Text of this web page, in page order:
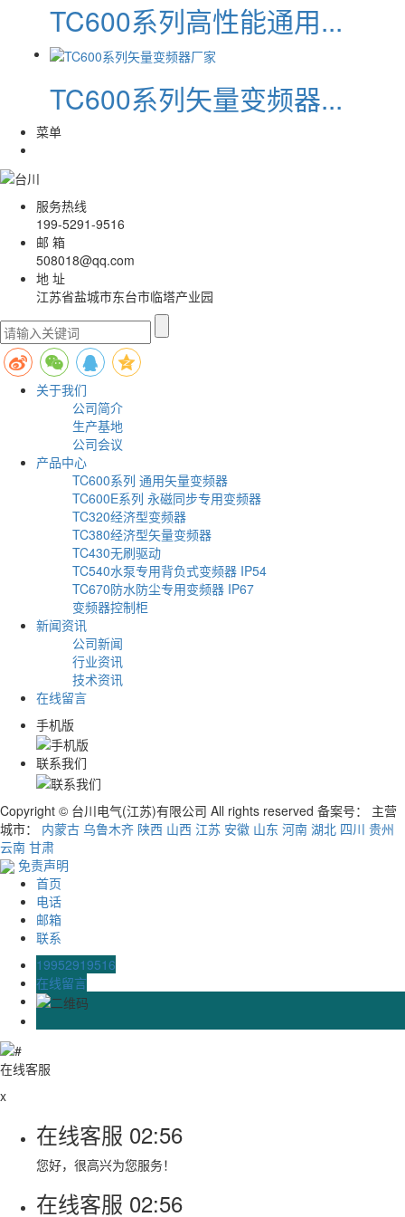
TC600系列高性能通用...
TC600系列矢量变频器...
菜单
服务热线
199-5291-9516
邮 箱
508018@qq.com
地 址
江苏省盐城市东台市临塔产业园
关于我们
公司简介
生产基地
公司会议
产品中心
TC600系列 通用矢量变频器
TC600E系列 永磁同步专用变频器
TC320经济型变频器
TC380经济型矢量变频器
TC430无刷驱动
TC540水泵专用背负式变频器 IP54
TC670防水防尘专用变频器 IP67
变频器控制柜
新闻资讯
公司新闻
行业资讯
技术资讯
在线留言
手机版
联系我们
Copyright © 台川电气(江苏)有限公司 All rights reserved 备案号：
主营
城市： 内蒙古 乌鲁木齐 陕西 山西 江苏 安徽 山东 河南 湖北 四川 贵州
云南 甘肃
免责声明
首页
电话
邮箱
联系
19952919516
在线留言
在线客服
x
在线客服 02:56
您好，很高兴为您服务！
在线客服 02:56